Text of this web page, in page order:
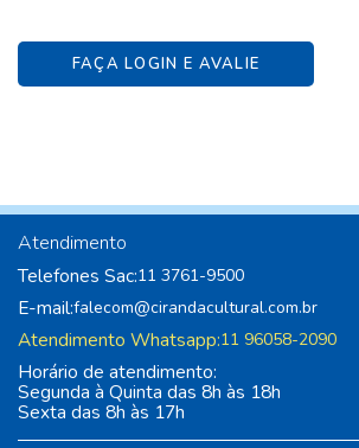
FAÇA LOGIN E AVALIE
Atendimento
Telefones Sac:11 3761-9500
E-mail:falecom@cirandacultural.com.br
Atendimento Whatsapp:11 96058-2090
Horário de atendimento:
Segunda à Quinta das 8h às 18h
Sexta das 8h às 17h